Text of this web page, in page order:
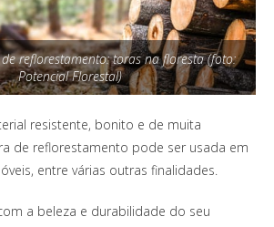
reflorestamento: toras na floresta (foto:
Potencial Florestal)
resistente, bonito e de muita
de reflorestamento pode ser usada em
entre várias outras finalidades.
a beleza e durabilidade do seu